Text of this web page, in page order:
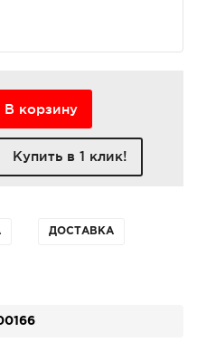
В корзину
Купить в 1 клик!
ДОСТАВКА